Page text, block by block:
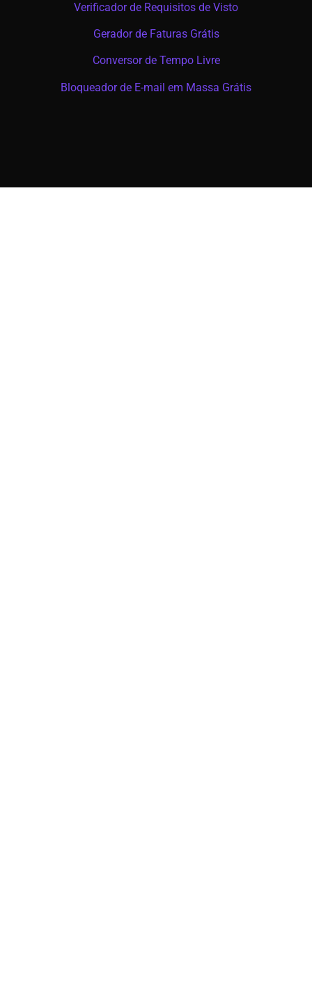
Verificador de Requisitos de Visto
Gerador de Faturas Grátis
Conversor de Tempo Livre
Bloqueador de E-mail em Massa Grátis